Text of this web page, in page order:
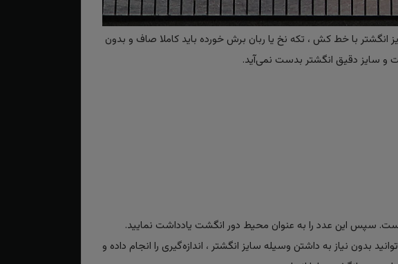
با خط کش ، تکه نخ یا ربان برش خورده باید کاملا صاف و بدون
و سایز دقیق انگشتر بدست نمی‌آید.
سپس این عدد را به عنوان محیط دور انگشت یادداشت نمایید.
بدون نیاز به داشتن وسیله سایز انگشتر ، اندازه‌گیری را انجام داده و